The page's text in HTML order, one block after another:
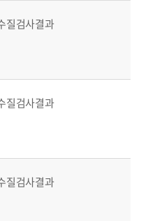
질검사결과
질검사결과
질검사결과